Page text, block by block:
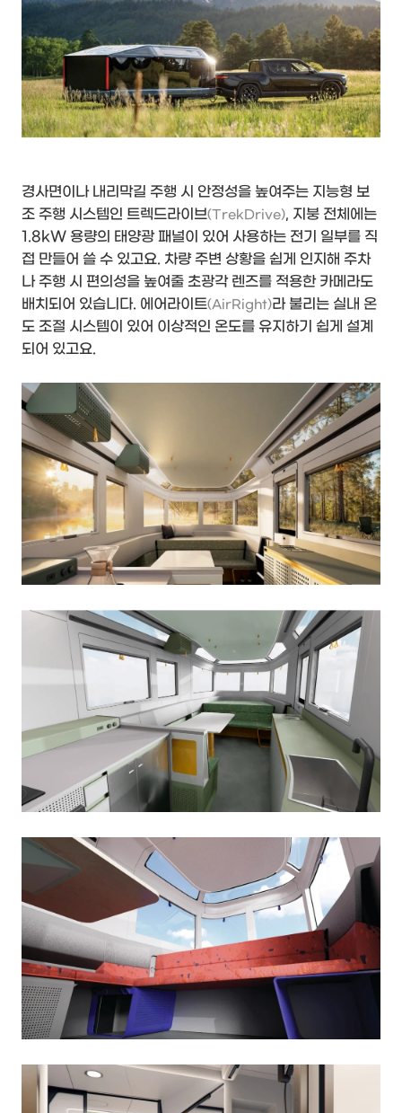
경사면이나 내리막길 주행 시 안정성을 높여주는 지능형 보
조 주행 시스템인 트렉드라이브(TrekDrive), 지붕 전체에는
1.8kW 용량의 태양광 패널이 있어 사용하는 전기 일부를 직
접 만들어 쓸 수 있고요. 차량 주변 상황을 쉽게 인지해 주차
나 주행 시 편의성을 높여줄 초광각 렌즈를 적용한 카메라도
배치되어 있습니다. 에어라이트(AirRight)라 불리는 실내 온
도 조절 시스템이 있어 이상적인 온도를 유지하기 쉽게 설계
되어 있고요.